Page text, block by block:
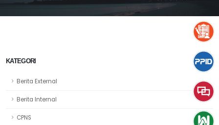
KATEGORI
Berita External
Berita Internal
CPNS